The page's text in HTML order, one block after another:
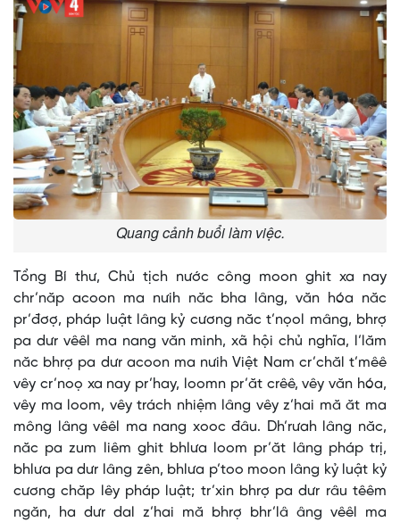
Quang cảnh buổi làm việc.
Tổng Bí thư, Chủ tịch nước công moon ghit xa nay
chr’năp acoon ma nưih năc bha lâng, văn hóa năc
pr’đơợ, pháp luật lâng kỷ cương năc t’nọol mâng, bhrợ
pa dưr vêêl ma nang văn minh, xã hội chủ nghĩa, l’lăm
năc bhrợ pa dưr acoon ma nưih Việt Nam cr’chăl t’mêê
vêy cr’noọ xa nay pr’hay, loomn pr’ăt crêê, vêy văn hóa,
vêy ma loom, vêy trách nhiệm lâng vêy z’hai mă ăt ma
mông lâng vêêl ma nang xooc đâu. Dh’rưah lâng năc,
năc pa zum liêm ghit bhlưa loom pr’ăt lâng pháp trị,
bhlưa pa dưr lâng zên, bhlưa p’too moon lâng kỷ luật kỷ
cương chăp lêy pháp luật; tr’xin bhrợ pa dưr râu têêm
ngăn, ha dưr dal z’hai mă bhrợ bhr’lâ âng vêêl ma